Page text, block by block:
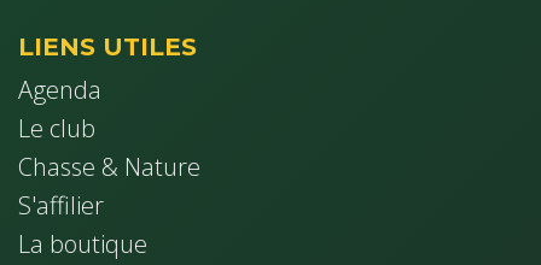
LIENS UTILES
Agenda
Le club
Chasse & Nature
S'affilier
La boutique